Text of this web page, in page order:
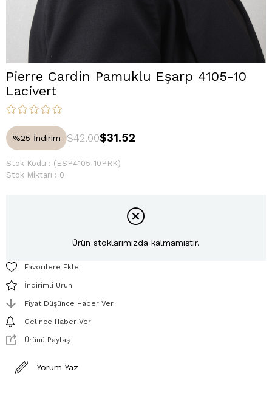
Pierre Cardin Pamuklu Eşarp 4105-10
Lacivert
%25 İndirim $42.00$31.52
Stok Kodu
(ESP4105-10PRK)
Stok Miktarı : 0
Ürün stoklarımızda kalmamıştır.
Favorilere Ekle
İndirimli Ürün
Fiyat Düşünce Haber Ver
Gelince Haber Ver
Ürünü Paylaş
Yorum Yaz